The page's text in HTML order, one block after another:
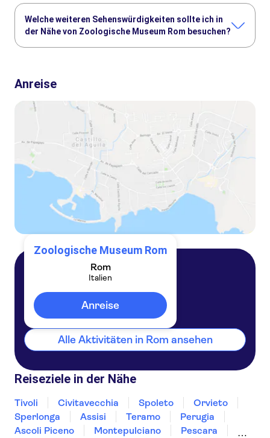
Welche weiteren Sehenswürdigkeiten sollte ich in
der Nähe von Zoologische Museum Rom besuchen?
Vatikanische Museen
Sixtinische Kapelle
Anreise
Zoologische Museum Rom
Rom
Italien
Anreise
Rom
Italien
Alle Aktivitäten in Rom ansehen
Reiseziele in der Nähe
Tivoli Civitavecchia Spoleto
Orvieto
Sperlonga
Assisi Teramo
Perugia
Ascoli Piceno
Montepulciano
Pescara